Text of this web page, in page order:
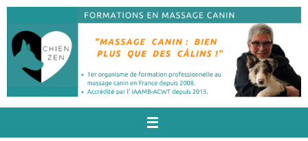
Passer
contenu